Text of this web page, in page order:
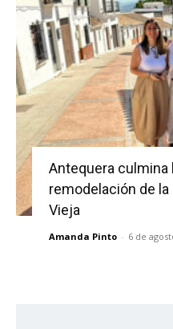
Antequera culmina
remodelación de la
Vieja
Amanda Pinto - 6 de